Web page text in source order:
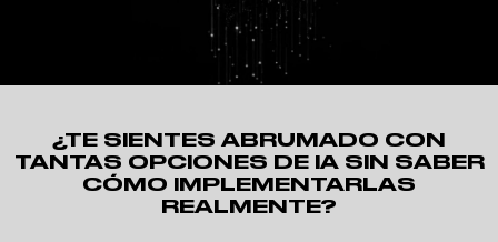
¿TE SIENTES ABRUMADO CON
TANTAS OPCIONES DE IA SIN SABER
CÓMO IMPLEMENTARLAS
REALMENTE?